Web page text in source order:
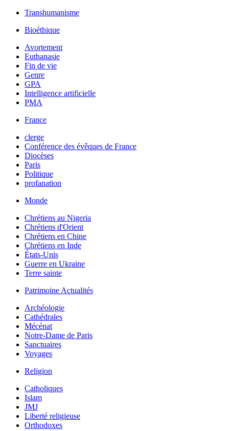
Transhumanisme
Bioéthique
Avortement
Euthanasie
Fin de vie
Genre
GPA
Intelligence artificielle
PMA
France
clerge
Conférence des évêques de France
Diocèses
Paris
Politique
profanation
Monde
Chrétiens au Nigeria
Chrétiens d'Orient
Chrétiens en Chine
Chrétiens en Inde
États-Unis
Guerre en Ukraine
Terre sainte
Patrimoine Actualités
Archéologie
Cathédrales
Mécénat
Notre-Dame de Paris
Sanctuaires
Voyages
Religion
Catholiques
Islam
JMJ
Liberté religieuse
Orthodoxes